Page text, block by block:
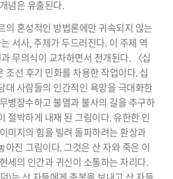
념은 유출된다.
의 혼성적인 방법론에만 귀속되지 않는
서사, 주제가 두드러진다. 이 주제 역
무의식이 교차하면서 전개된다. 〈십
조선 후기 민화를 차용한 작업이다. 십
대 사람들의 인간적인 욕망을 극대화한
병장수하고 불멸과 불사의 길을 추구하
절박하게 내재 된 그림이다. 유한한 인
미지의 힘을 빌려 돌파하려는 환상과
아진 그림이다. 그것은 산 자와 죽은 이
세의 인간과 귀신이 소통하는 자리다.